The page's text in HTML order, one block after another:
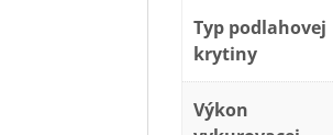
Typ podlahovej
krytiny
Výkon